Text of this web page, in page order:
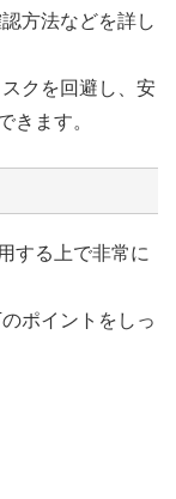
方法などを詳し
クを回避し、安
きます。
する上で非常に
ポイントをしっ